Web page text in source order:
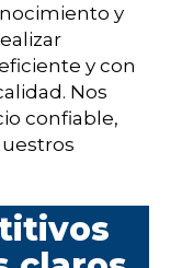
y
y con
Nos
confiable,